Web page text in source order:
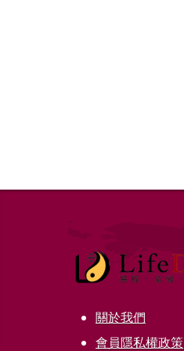
關於我們
會員隱私權政策